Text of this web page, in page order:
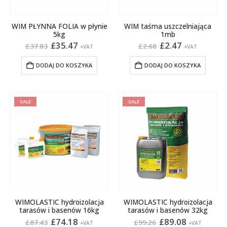
WIM PŁYNNA FOLIA w płynie
5kg
£37.83 Pierwotna
wynosiła:
£37.83.
£35.47 Aktualna
wynosi:
£35.47.
+VAT
DODAJ DO KOSZYKA
WIM taśma uszczelniająca
1mb
£2.68 Pierwotna
wynosiła:
£2.68.
£2.47 Aktualna
wynosi:
£2.47.
+VAT
DODAJ DO KOSZYKA
SALE
WIMOLASTIC hydroizolacja
tarasów i basenów 16kg
£87.43 Pierwotna
£74.18 Aktualna
+VAT
SALE
WIMOLASTIC hydroizolacja
tarasów i basenów 32kg
£99.26 Pierwotna
£89.08 Aktualna
+VAT